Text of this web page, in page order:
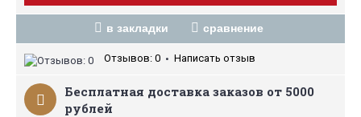
в закладки сравнение
Отзывов: 0 • Написать отзыв
Бесплатная доставка заказов от 5000
рублей